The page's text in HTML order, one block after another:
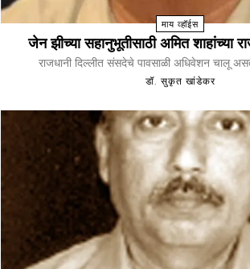
माय व्हॉईस
जेन झीच्या सहानुभूतीसाठी अमित शाहांच्या
राजधानी दिल्लीत संसदेचे पावसाळी अधिवेशन चालू
डॉ. सुकृत खांडेकर